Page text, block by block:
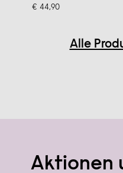
€ 44,90
Alle
Aktionen